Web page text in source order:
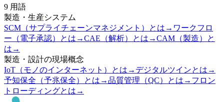
9 用語
製造・生産システム
SCM（サプライチェーンマネジメント）とは → ワークフロ
ー（電子承認）とは →CAE（解析）とは →CAM（製造）と
は →
製造・設計の現場概念
IoT（モノのインターネット）とは → デジタルツインとは →
予知保全（予兆保全）とは →品質管理（QC）とは → フロン
トローディングとは →